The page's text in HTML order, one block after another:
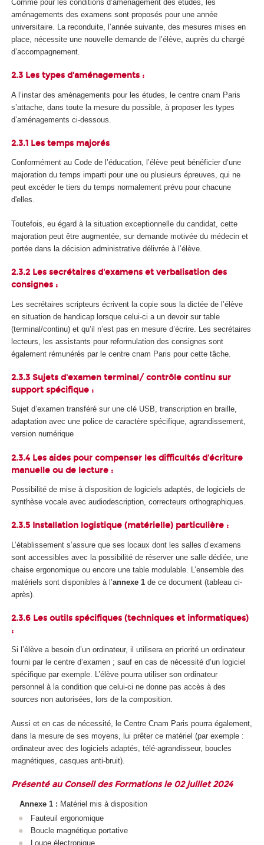
Comme pour les conditions d’aménagement des études, les
aménagements des examens sont proposés pour une année
universitaire. La reconduite, l’année suivante, des mesures mises en
place, nécessite une nouvelle demande de l’élève, auprès du chargé
d’accompagnement.
2.3 Les types d'aménagements :
A l’instar des aménagements pour les études, le centre cnam Paris
s’attache, dans toute la mesure du possible, à proposer les types
d’aménagements ci-dessous.
2.3.1 Les temps majorés
Conformément au Code de l’éducation, l’élève peut bénéficier d’une
majoration du temps imparti pour une ou plusieurs épreuves, qui ne
peut excéder le tiers du temps normalement prévu pour chacune
d'elles.
Toutefois, eu égard à la situation exceptionnelle du candidat, cette
majoration peut être augmentée, sur demande motivée du médecin et
portée dans la décision administrative délivrée à l’élève.
2.3.2 Les secrétaires d'examens et verbalisation des
consignes :
Les secrétaires scripteurs écrivent la copie sous la dictée de l’élève
en situation de handicap lorsque celui-ci a un devoir sur table
(terminal/continu) et qu’il n’est pas en mesure d’écrire. Les secrétaires
lecteurs, les assistants pour reformulation des consignes sont
également rémunérés par le centre cnam Paris pour cette tâche.
2.3.3 Sujets d'examen terminal/ contrôle continu sur
support spécifique :
Sujet d’examen transféré sur une clé USB, transcription en braille,
adaptation avec une police de caractère spécifique, agrandissement,
version numérique
2.3.4 Les aides pour compenser les difficultés d'écriture
manuelle ou de lecture :
Possibilité de mise à disposition de logiciels adaptés, de logiciels de
synthèse vocale avec audiodescription, correcteurs orthographiques.
2.3.5 Installation logistique (matérielle) particulière :
L’établissement s’assure que ses locaux dont les salles d’examens
sont accessibles avec la possibilité de réserver une salle dédiée, une
chaise ergonomique ou encore une table modulable. L’ensemble des
matériels sont disponibles à l’annexe 1 de ce document (tableau ci-
après).
2.3.6 Les outils spécifiques (techniques et informatiques)
:
Si l’élève a besoin d’un ordinateur, il utilisera en priorité un ordinateur
fourni par le centre d’examen ; sauf en cas de nécessité d’un logiciel
spécifique par exemple. L’élève pourra utiliser son ordinateur
personnel à la condition que celui-ci ne donne pas accès à des
sources non autorisées, lors de la composition.
Aussi et en cas de nécessité, le Centre Cnam Paris pourra également,
dans la mesure de ses moyens, lui prêter ce matériel (par exemple :
ordinateur avec des logiciels adaptés, télé-agrandisseur, boucles
magnétiques, casques anti-bruit).
Présenté au Conseil des Formations le 02 juillet 2024
Annexe 1 : Matériel mis à disposition
Fauteuil ergonomique
Boucle magnétique portative
Loupe électronique